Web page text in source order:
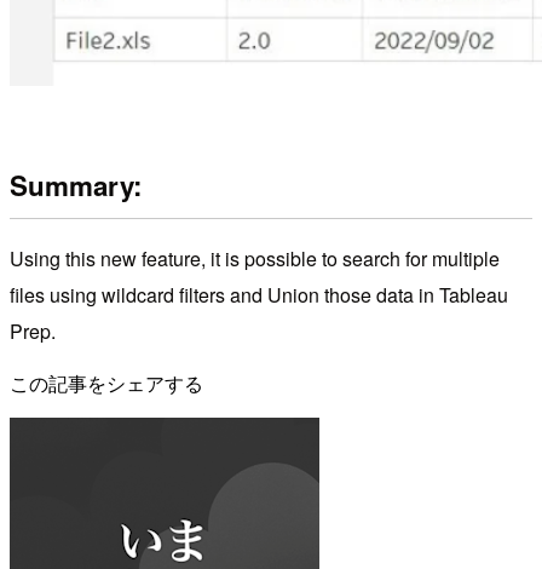
Summary:
Using this new feature, it is possible to search for multiple
files using wildcard filters and Union those data in Tableau
Prep.
この記事をシェアする